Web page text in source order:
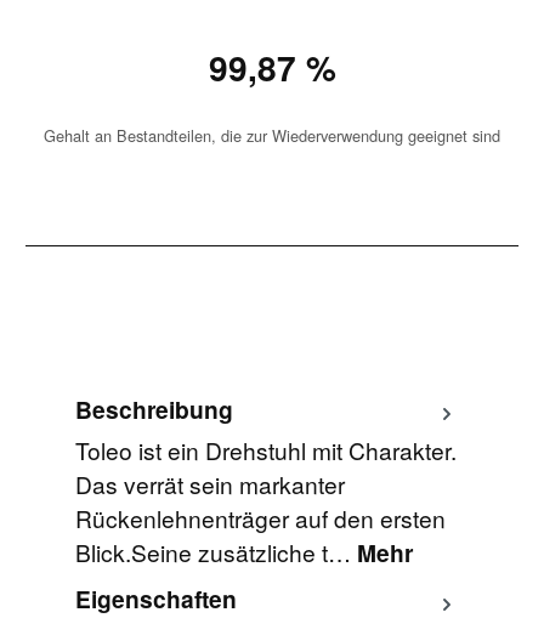
99,87 %
Gehalt an Bestandteilen, die zur Wiederverwendung geeignet sind
Beschreibung
Toleo ist ein Drehstuhl mit Charakter.
Das verrät sein markanter
Rückenlehnenträger auf den ersten
Blick.Seine zusätzliche t… Mehr
Eigenschaften